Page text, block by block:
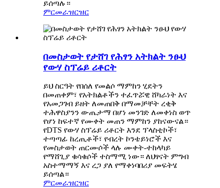
ይሰጣሉ።
ምርመራዝርዝር
በመስታወት የታሸገ የሕፃን አትክልት ንፁህ
የውሃ ስፕሬይ ሪቶርት
ይህ ስርዓት የበሰለ የመልሶ ማምከን ሂደትን
በመጠቀም፣ የአትክልቶችን ተፈጥሯዊ ሸካራነት እና
የአመጋገብ ይዘት ለመጠበቅ በማመቻቸት ረቂቅ
ተሕዋስያንን ውጤታማ በሆነ መንገድ ለመቀነስ ወጥ
የሆነ ከፍተኛ የሙቀት መጠን ማምከን ያከናውናል።
የDTS የውሃ ስፕሬይ ሪቶርት እንደ ፕላስቲኮች፣
ተጣጣፊ ከረጢቶች፣ የብረት ኮንቴይነሮች እና
የመስታወት ጠርሙሶች ላሉ ​​ሙቀት-ተከላካይ
የማሸጊያ ቁሳቁሶች ተስማሚ ነው። ለህፃናት ምግብ
አስተማማኝ እና ረጋ ያለ የማቀነባበሪያ መፍትሄ
ይሰጣል።
ምርመራዝርዝር